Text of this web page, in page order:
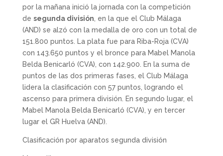
por la mañana inició la jornada con la competición
de segunda división , en la que el Club Málaga
(AND) se alzó con la medalla de oro con un total de
151.800 puntos. La plata fue para Riba-Roja (CVA)
con 143.650 puntos y el bronce para Mabel Manola
Belda Benicarló (CVA), con 142.900. En la suma de
puntos de las dos primeras fases, el Club Málaga
lidera la clasificación con 57 puntos, logrando el
ascenso para primera división. En segundo lugar, el
Mabel Manola Belda Benicarló (CVA), y en tercer
lugar el GR Huelva (AND).
Clasificación por aparatos segunda división